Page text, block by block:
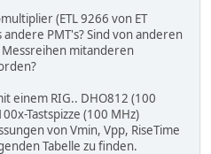
(ETL 9266 von ET
PMT's? Sind von anderen
mitanderen
einem RIG.. DHO812 (100
Tastspizze (100 MHz)
von Vmin, Vpp, RiseTime
Tabelle zu finden.